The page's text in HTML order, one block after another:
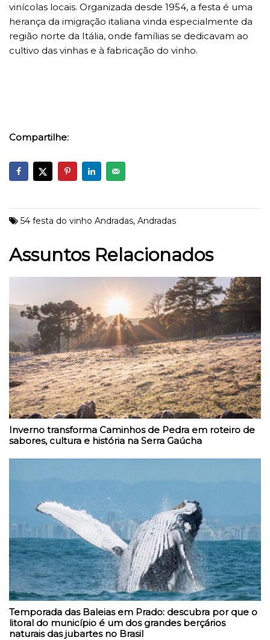
vinícolas locais. Organizada desde 1954, a festa é uma
herança da imigração italiana vinda especialmente da
região norte da Itália, onde famílias se dedicavam ao
cultivo das vinhas e à fabricação do vinho.
Compartilhe:
54 festa do vinho Andradas, Andradas
Assuntos Relacionados
Inverno transforma Caminhos de Pedra em roteiro de
sabores, cultura e história na Serra Gaúcha
Temporada das Baleias em Prado: descubra por que o
litoral do município é um dos grandes berçários
naturais das jubartes no Brasil